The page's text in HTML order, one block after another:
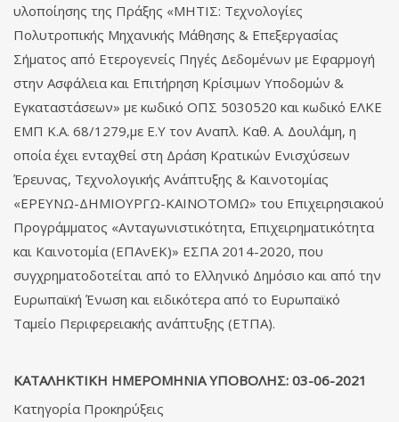
υλοποίησης της Πράξης «ΜΗΤΙΣ: Τεχνολογίες
Πολυτροπικής Μηχανικής Μάθησης & Επεξεργασίας
Σήματος από Ετερογενείς Πηγές Δεδομένων με Εφαρμογή
στην Ασφάλεια και Επιτήρηση Κρίσιμων Υποδομών &
Εγκαταστάσεων» με κωδικό ΟΠΣ 5030520 και κωδικό ΕΛΚΕ
ΕΜΠ Κ.Α. 68/1279,με Ε.Υ τον Αναπλ. Καθ. Α. Δουλάμη, η
οποία έχει ενταχθεί στη Δράση Κρατικών Ενισχύσεων
Έρευνας, Τεχνολογικής Ανάπτυξης & Καινοτομίας
«ΕΡΕΥΝΩ-ΔΗΜΙΟΥΡΓΩ-ΚΑΙΝΟΤΟΜΩ» του Επιχειρησιακού
Προγράμματος «Ανταγωνιστικότητα, Επιχειρηματικότητα
και Καινοτομία (ΕΠΑνΕΚ)» ΕΣΠΑ 2014-2020, που
συγχρηματοδοτείται από το Ελληνικό Δημόσιο και από την
Ευρωπαϊκή Ένωση και ειδικότερα από το Ευρωπαϊκό
Ταμείο Περιφερειακής ανάπτυξης (ΕΤΠΑ).
ΚΑΤΑΛΗΚΤΙΚΗ ΗΜΕΡΟΜΗΝΙΑ ΥΠΟΒΟΛΗΣ: 03-06-2021
Κατηγορία Προκηρύξεις